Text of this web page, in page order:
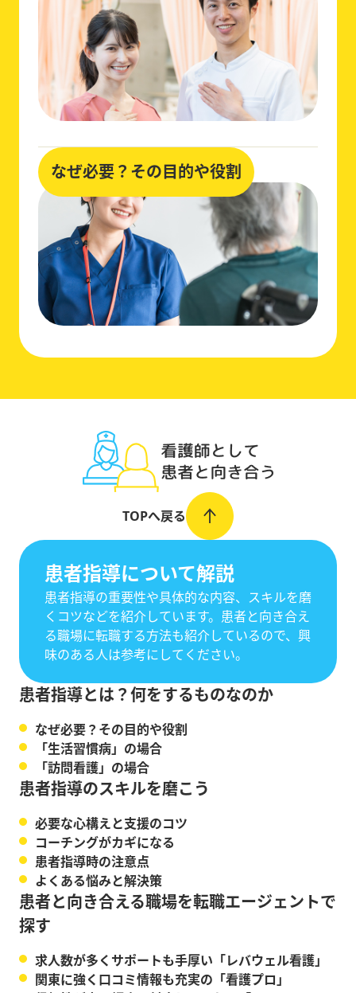
なぜ必要？その目的や役割
TOPへ戻る
患者指導について解説
患者指導の重要性や具体的な内容、スキルを磨
くコツなどを紹介しています。患者と向き合え
る職場に転職する方法も紹介しているので、興
味のある人は参考にしてください。
患者指導とは？何をするものなのか
なぜ必要？その目的や役割
「生活習慣病」の場合
「訪問看護」の場合
患者指導のスキルを磨こう
必要な心構えと支援のコツ
コーチングがカギになる
患者指導時の注意点
よくある悩みと解決策
患者と向き合える職場を転職エージェントで
探す
求人数が多くサポートも手厚い「レバウェル看護」
関東に強く口コミ情報も充実の「看護プロ」